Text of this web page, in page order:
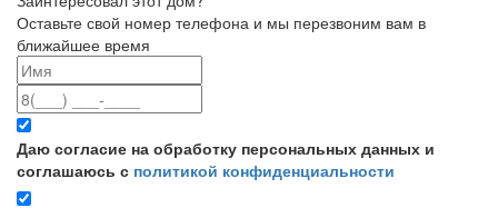
Оставьте свой номер телефона и мы перезвоним вам в
ближайшее время
Даю согласие на обработку персональных данных и
соглашаюсь с политикой конфиденциальности